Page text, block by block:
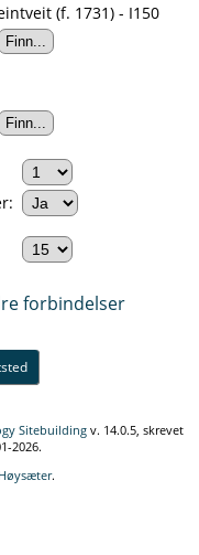
(f. 1731) - I150
forbindelser
Sitebuildingv. 14.0.5, skrevet
2026.
.